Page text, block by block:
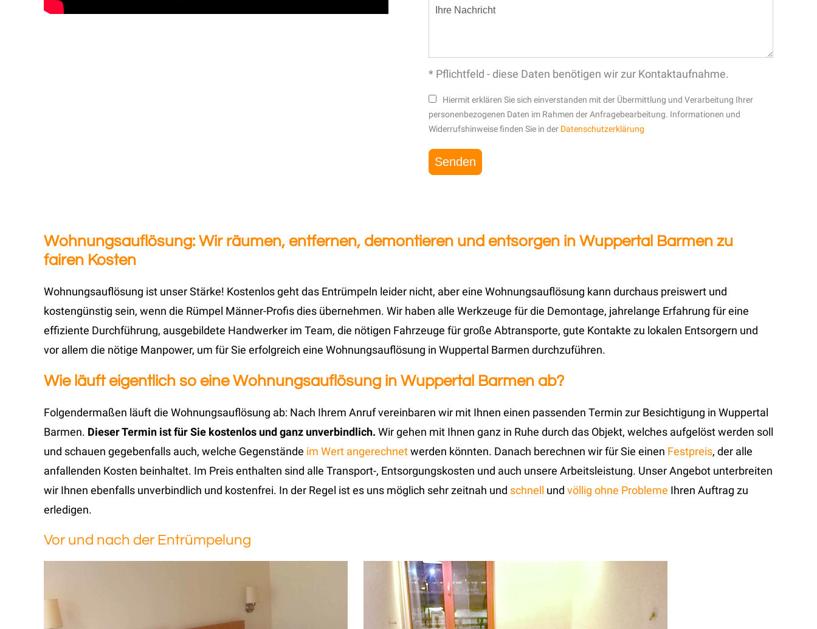
* Pflichtfeld - diese Daten benötigen wir zur Kontaktaufnahme.
Hiermit erklären Sie sich einverstanden mit der Übermittlung und Verarbeitung Ihrer
personenbezogenen Daten im Rahmen der Anfragebearbeitung. Informationen und
Widerrufshinweise finden Sie in der Datenschutzerklärung
Wohnungsauflösung: Wir räumen, entfernen, demontieren und entsorgen in Wuppertal Barmen zu
fairen Kosten
Wohnungsauflösung ist unser Stärke! Kostenlos geht das Entrümpeln leider nicht, aber eine Wohnungsauflösung kann durchaus preiswert und
kostengünstig sein, wenn die Rümpel Männer-Profis dies übernehmen. Wir haben alle Werkzeuge für die Demontage, jahrelange Erfahrung für eine
effiziente Durchführung, ausgebildete Handwerker im Team, die nötigen Fahrzeuge für große Abtransporte, gute Kontakte zu lokalen Entsorgern und
vor allem die nötige Manpower, um für Sie erfolgreich eine Wohnungsauflösung in Wuppertal Barmen durchzuführen.
Wie läuft eigentlich so eine Wohnungsauflösung in Wuppertal Barmen ab?
Folgendermaßen läuft die Wohnungsauflösung ab: Nach Ihrem Anruf vereinbaren wir mit Ihnen einen passenden Termin zur Besichtigung in Wuppertal
Barmen. Dieser Termin ist für Sie kostenlos und ganz unverbindlich. Wir gehen mit Ihnen ganz in Ruhe durch das Objekt, welches aufgelöst werden soll
und schauen gegebenfalls auch, welche Gegenstände im Wert angerechnetwerden könnten. Danach berechnen wir für Sie einen Festpreis, der alle
anfallenden Kosten beinhaltet. Im Preis enthalten sind alle Transport-, Entsorgungskosten und auch unsere Arbeitsleistung. Unser Angebot unterbreiten
wir Ihnen ebenfalls unverbindlich und kostenfrei. In der Regel ist es uns möglich sehr zeitnah und schnell und völlig ohne Probleme Ihren Auftrag zu
erledigen.
Vor und nach der Entrümpelung